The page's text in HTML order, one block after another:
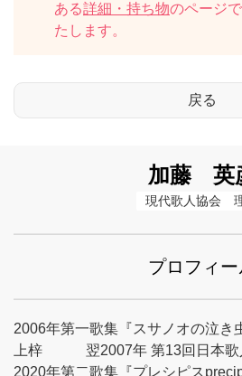
ある詳細・持ち物のページ
たします。
加藤 英
現代歌人協会　
プロフィ
2006年第一歌集『スサノオの泣き
上梓 翌2007年 第13回日本歌
2020年第二歌集『プレシピス